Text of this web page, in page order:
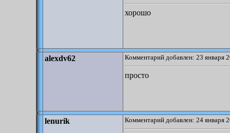
хорошо
alexdv62 Комментарий добавлен: 23 января
просто
lenurik Комментарий добавлен: 24 января